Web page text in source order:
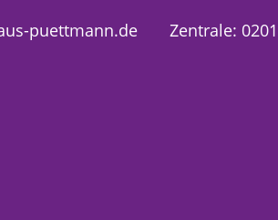
puettmann.de
Zentrale: